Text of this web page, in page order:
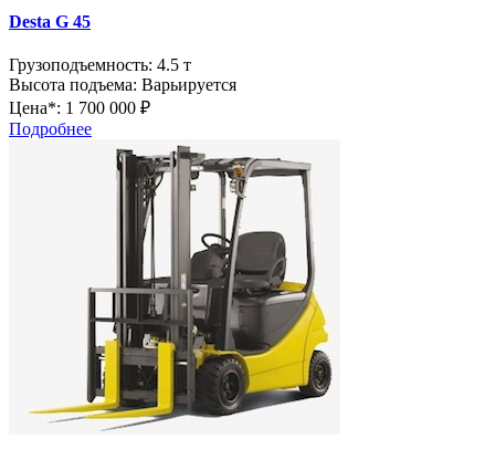
Desta G 45
Грузоподъемность: 4.5 т
Высота подъема: Варьируется
Цена*: 1 700 000 ₽
Подробнее